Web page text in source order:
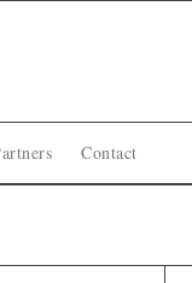
Contact